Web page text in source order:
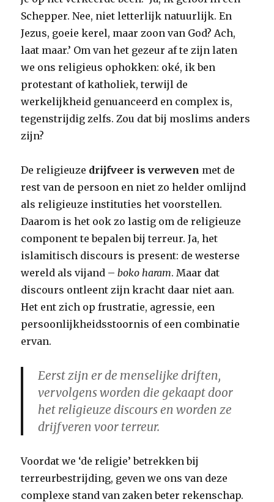
Schepper. Nee, niet letterlijk natuurlijk. En
Jezus, goeie kerel, maar zoon van God? Ach,
laat maar.’ Om van het gezeur af te zijn laten
we ons religieus ophokken: oké, ik ben
protestant of katholiek, terwijl de
werkelijkheid genuanceerd en complex is,
tegenstrijdig zelfs. Zou dat bij moslims anders
zijn?
De religieuze drijfveer is verweven met de
rest van de persoon en niet zo helder omlijnd
als religieuze instituties het voorstellen.
Daarom is het ook zo lastig om de religieuze
component te bepalen bij terreur. Ja, het
islamitisch discours is present: de westerse
wereld als vijand –boko haram. Maar dat
discours ontleent zijn kracht daar niet aan.
Het ent zich op frustratie, agressie, een
persoonlijkheidsstoornis of een combinatie
ervan.
Eerst zijn er de menselijke driften,
vervolgens worden die gekaapt door
het religieuze discours en worden ze
drijfveren voor terreur.
Voordat we ‘de religie’ betrekken bij
terreurbestrijding, geven we ons van deze
complexe stand van zaken beter rekenschap.